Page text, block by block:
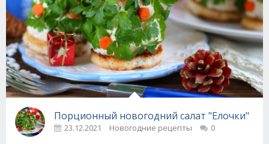
Порционный новогодний салат "Елочки"
23.12.2021 Новогодние рецепты 0